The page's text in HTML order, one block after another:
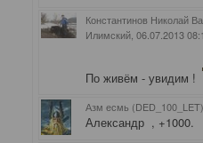
Константинов Николай
Илимский , 06.07.2013
По живём - увидим !
Азм есмь
Александр , +1000.